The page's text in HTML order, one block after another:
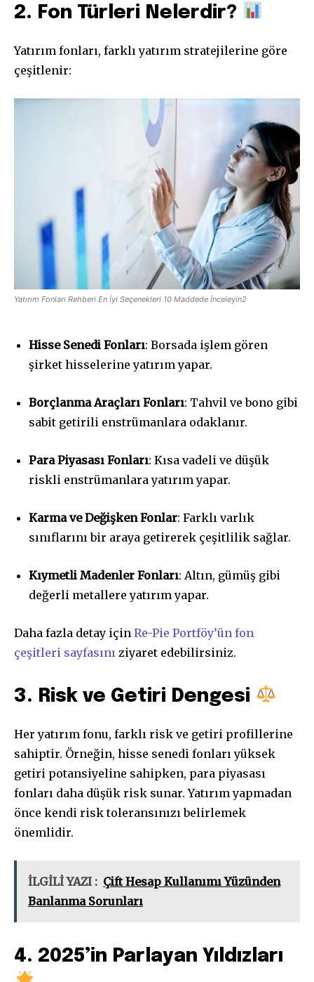
2. Fon Türleri Nelerdir?
Yatırım fonları, farklı yatırım stratejilerine göre
çeşitlenir:
Yatırım Fonları Rehberi En İyi Seçenekleri 10 Maddede İnceleyin2
Hisse Senedi Fonları: Borsada işlem gören
şirket hisselerine yatırım yapar.
Borçlanma Araçları Fonları: Tahvil ve bono gibi
sabit getirili enstrümanlara odaklanır.
Para Piyasası Fonları: Kısa vadeli ve düşük
riskli enstrümanlara yatırım yapar.
Karma ve Değişken Fonlar: Farklı varlık
sınıflarını bir araya getirerek çeşitlilik sağlar.
Kıymetli Madenler Fonları: Altın, gümüş gibi
değerli metallere yatırım yapar.
Daha fazla detay için Re-Pie Portföy’ün fon
çeşitleri sayfasını ziyaret edebilirsiniz.
3. Risk ve Getiri Dengesi
Her yatırım fonu, farklı risk ve getiri profillerine
sahiptir. Örneğin, hisse senedi fonları yüksek
getiri potansiyeline sahipken, para piyasası
fonları daha düşük risk sunar. Yatırım yapmadan
önce kendi risk toleransınızı belirlemek
önemlidir.
İLGİLİ YAZI : Çift Hesap Kullanımı Yüzünden
Banlanma Sorunları
4. 2025’in Parlayan Yıldızları